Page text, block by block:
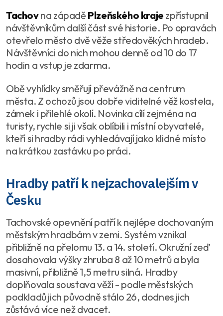
Tachovna západě Plzeňského kraje zpřístupnil
návštěvníkům další část své historie. Po opravách
otevřelo město dvě věže středověkých hradeb.
Návštěvníci do nich mohou denně od 10 do 17
hodin a vstup je zdarma.
Obě vyhlídky směřují převážně na centrum
města. Z ochozů jsou dobře viditelné věž kostela,
zámek i přilehlé okolí. Novinka cílí zejména na
turisty, rychle si ji však oblíbili i místní obyvatelé,
kteří si hradby rádi vyhledávají jako klidné místo
na krátkou zastávku po práci.
Hradby patří k nejzachovalejším v
Česku
Tachovské opevnění patří k nejlépe dochovaným
městským hradbám v zemi. Systém vznikal
přibližně na přelomu 13. a 14. století. Okružní zeď
dosahovala výšky zhruba 8 až 10 metrů a byla
masivní, přibližně 1,5 metru silná. Hradby
doplňovala soustava věží - podle městských
podkladů jich původně stálo 26, dodnes jich
zůstává více než dvacet.